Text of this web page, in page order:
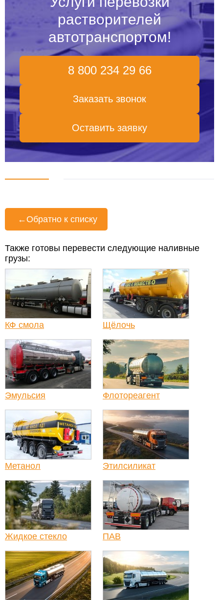
растворителей
автотранспортом!
8 800 234 29 66
Заказать звонок
Оставить заявку
← Обратно к списку
Также готовы перевести следующие наливные
грузы:
КФ смола Щёлочь
Эмульсия Флотореагент
Метанол Этилсиликат
Жидкое стекло ПАВ